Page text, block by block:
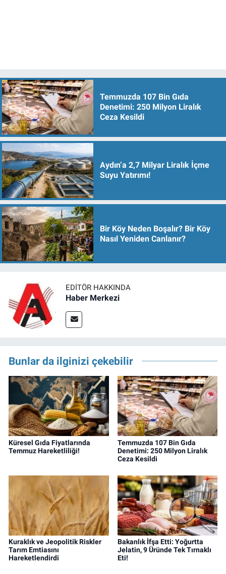
Temmuzda 107 Bin Gıda
Denetimi: 250 Milyon Liralık
Ceza Kesildi
Aydın’a 2,7 Milyar Liralık İçme
Suyu Yatırımı!
Bir Köy Neden Boşalır? Bir Köy
Nasıl Yeniden Canlanır?
EDITÖR HAKKINDA
Haber Merkezi
Bunlar da ilginizi çekebilir
Küresel Gıda Fiyatlarında
Temmuz Hareketliliği!
Temmuzda 107 Bin Gıda
Denetimi: 250 Milyon Liralık
Ceza Kesildi
Kuraklık ve Jeopolitik Riskler
Tarım Emtiasını
Hareketlendirdi
Bakanlık İfşa Etti: Yoğurtta
Jelatin, 9 Üründe Tek Tırnaklı
Eti!